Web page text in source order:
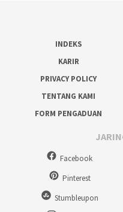
INDEKS
KARIR
PRIVACY POLICY
TENTANG KAMI
FORM PENGADUAN
Facebook
Pinterest
Stumbleupon